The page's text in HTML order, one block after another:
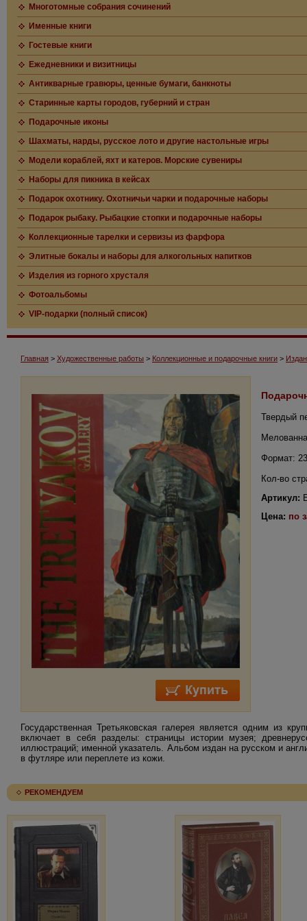
Многотомные собрания сочинений
Именные книги
Гостевые книги
Ежедневники и визитницы
Антикварные гравюры, ценные бумаги, банкноты
Старинные карты городов, губерний и стран
Подарочные иконы
Шахматы, нарды, русское лото и другие настольные игры
Модели кораблей, яхт и катеров. Морские сувениры
Наборы для пикника в кейсах
Подарок охотнику. Охотничьи чарки и подарочные наборы
Подарок рыбаку. Рыбацкие стопки и подарочные наборы
Коллекционные тарелки и сервизы из фарфора
Элитные бокалы и наборы для алкогольных напитков
Изделия из горного хрусталя
Фотоальбомы
VIP-подарки (полный список)
Главная > Художественные работы > Коллекционные и подарочные книги >
Твердый
Формат:
Кол-во
Артикул:
Цена: по
Государственная Третьяковская галерея является одним из
включает в себя разделы: страницы истории музея;
иллюстраций; именной указатель. Альбом издан на русском и
в футляре или переплете из кожи.
РЕКОМЕНДУЕМ